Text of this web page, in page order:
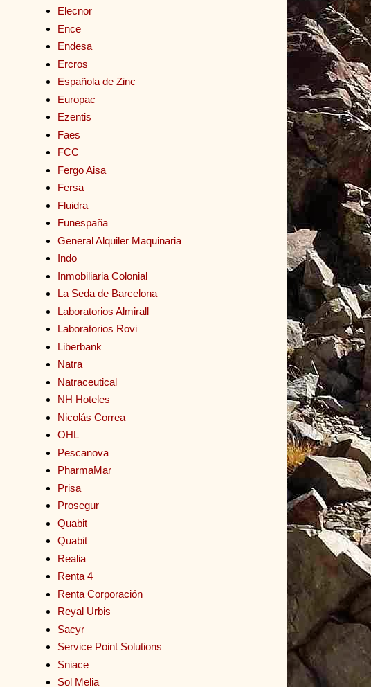
Elecnor
Ence
Endesa
Ercros
Española de Zinc
Europac
Ezentis
Faes
FCC
Fergo Aisa
Fersa
Fluidra
Funespaña
General Alquiler Maquinaria
Indo
Inmobiliaria Colonial
La Seda de Barcelona
Laboratorios Almirall
Laboratorios Rovi
Liberbank
Natra
Natraceutical
NH Hoteles
Nicolás Correa
OHL
Pescanova
PharmaMar
Prisa
Prosegur
Quabit
Quabit
Realia
Renta 4
Renta Corporación
Reyal Urbis
Sacyr
Service Point Solutions
Sniace
Sol Melia